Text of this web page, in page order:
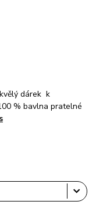
dárek k
% bavlna pratelné